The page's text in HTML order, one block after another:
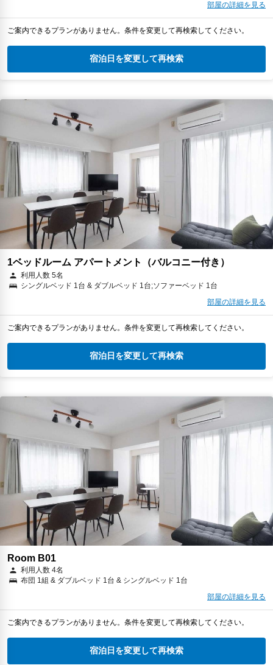
部屋の詳細を見る
ご案内できるプランがありません。条件を変更して再検索してください。
宿泊日を変更して再検索
1ベッドルーム アパートメント（バルコニー付き）
利用人数 5名
シングルベッド 1台 & ダブルベッド 1台;ソファーベッド 1台
部屋の詳細を見る
ご案内できるプランがありません。条件を変更して再検索してください。
宿泊日を変更して再検索
Room B01
利用人数 4名
布団 1組 & ダブルベッド 1台 & シングルベッド 1台
部屋の詳細を見る
ご案内できるプランがありません。条件を変更して再検索してください。
宿泊日を変更して再検索